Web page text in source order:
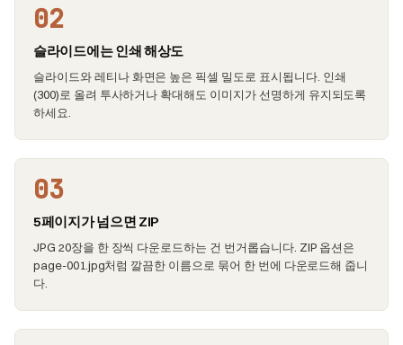
02
슬라이드에는 인쇄 해상도
슬라이드와 레티나 화면은 높은 픽셀 밀도로 표시됩니다. 인쇄
(300)로 올려 투사하거나 확대해도 이미지가 선명하게 유지되도록
하세요.
03
5페이지가 넘으면 ZIP
JPG 20장을 한 장씩 다운로드하는 건 번거롭습니다. ZIP 옵션은
page-001.jpg처럼 깔끔한 이름으로 묶어 한 번에 다운로드해 줍니
다.